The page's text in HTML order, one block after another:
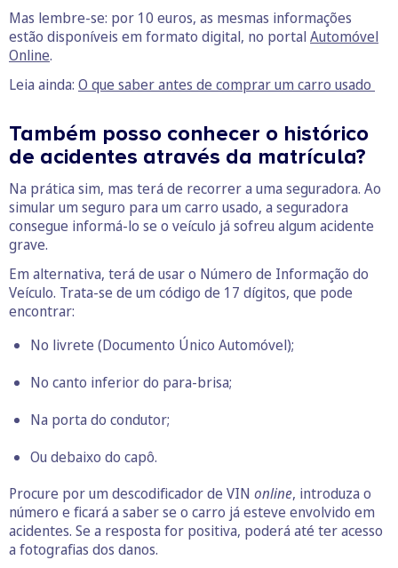
Mas lembre-se: por 10 euros, as mesmas informações
estão disponíveis em formato digital, no portal Automóvel
Online.
Leia ainda: O que saber antes de comprar um carro usado
Também posso conhecer o histórico
de acidentes através da matrícula?
Na prática sim, mas terá de recorrer a uma seguradora. Ao
simular um seguro para um carro usado, a seguradora
consegue informá-lo se o veículo já sofreu algum acidente
grave.
Em alternativa, terá de usar o Número de Informação do
Veículo. Trata-se de um código de 17 dígitos, que pode
encontrar:
No livrete (Documento Único Automóvel);
No canto inferior do para-brisa;
Na porta do condutor;
Ou debaixo do capô.
Procure por um descodificador de VIN online, introduza o
número e ficará a saber se o carro já esteve envolvido em
acidentes. Se a resposta for positiva, poderá até ter acesso
a fotografias dos danos.